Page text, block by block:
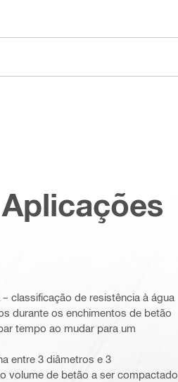
classificação de resistência à água
durante os enchimentos de betão
tempo ao mudar para um
entre 3 diâmetros e 3
volume de betão a ser compactado